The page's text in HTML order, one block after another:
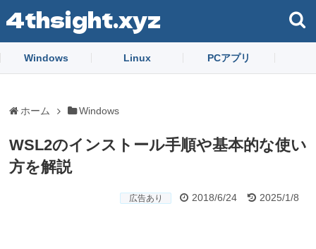
4thsight.xyz
Windows Linux PCアプリ
ホーム Windows
WSL2のインストール手順や基本的な使い
方を解説
広告あり 2018/6/24 2025/1/8